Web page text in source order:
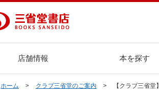
店舗情報 本を探す
ホーム クラブ三省堂のご案内 【クラブ三省